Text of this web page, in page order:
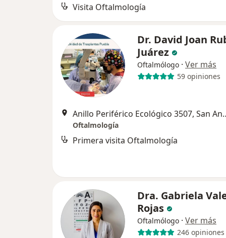
Visita Oftalmología
Dr. David Joan
Juárez
Oftalmólogo · Ver más
59 opiniones
Anillo Periférico
Oftalmología
Primera visita Oftalmología
Dra. Gabriela
Rojas
Oftalmólogo · Ver más
246 opiniones